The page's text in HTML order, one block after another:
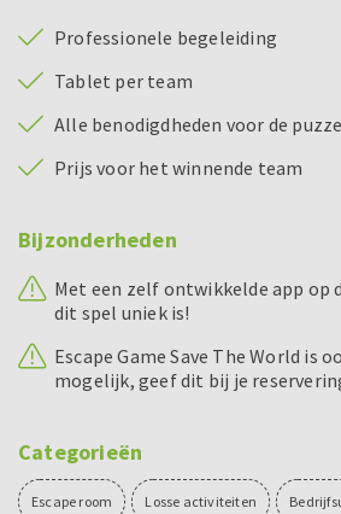
Professionele begeleiding
Tablet per team
Alle benodigdheden voor de
Prijs voor het winnende team
Bijzonderheden
Met een zelf ontwikkelde app op
dit spel uniek is!
Escape Game Save The World is
mogelijk, geef dit bij je
Categorieën
Escape room Losse activiteiten